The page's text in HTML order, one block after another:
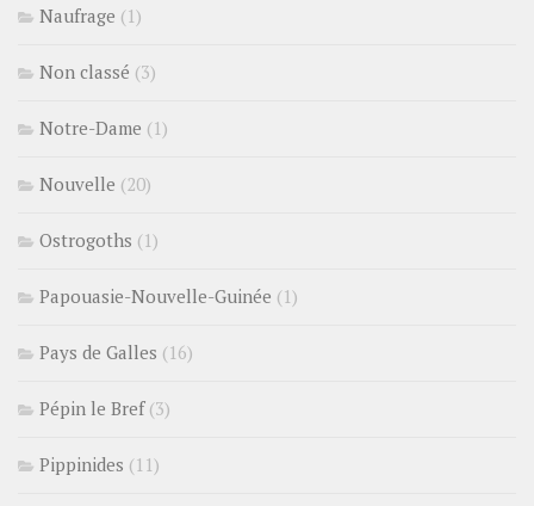
Naufrage (1)
Non classé (3)
Notre-Dame (1)
Nouvelle (20)
Ostrogoths (1)
Papouasie-Nouvelle-Guinée (1)
Pays de Galles (16)
Pépin le Bref(3)
Pippinides (11)